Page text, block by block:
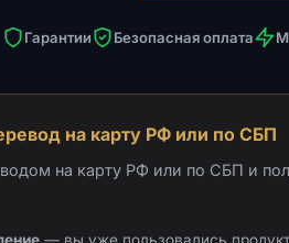
Гарантии Безопасная оплата
на карту РФ или по СБП
на карту РФ или по СБП и
— вы уже пользовались